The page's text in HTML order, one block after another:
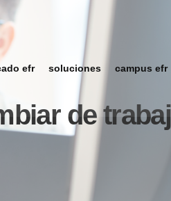
efr soluciones campus efr
de